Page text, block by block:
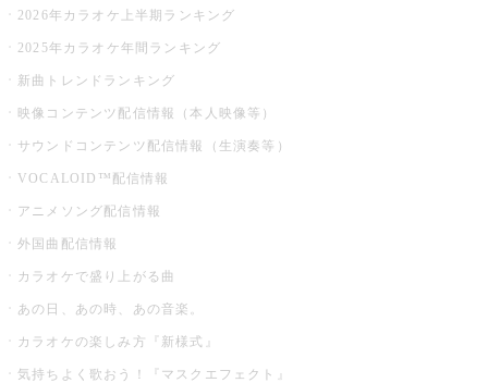
2026年カラオケ上半期ランキング
2025年カラオケ年間ランキング
新曲トレンドランキング
映像コンテンツ配信情報（本人映像等）
サウンドコンテンツ配信情報（生演奏等）
VOCALOID™配信情報
アニメソング配信情報
外国曲配信情報
カラオケで盛り上がる曲
あの日、あの時、あの音楽。
カラオケの楽しみ方『新様式』
気持ちよく歌おう！『マスクエフェクト』